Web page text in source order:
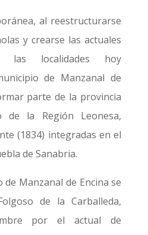
al reestructurarse
y crearse las actuales
localidades hoy
de Manzanal de
parte de la provincia
de la Región Leonesa,
(1834) integradas en el
de Sanabria.
de Manzanal de Encina se
de la Carballeda,
por el actual de